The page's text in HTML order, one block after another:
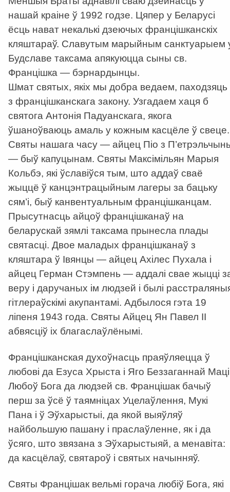
нашай краіне ў 1992 годзе. Цяпер у Беларусі
ёсць нават некалькі дзеючых францішканскіх
кляштараў. Славутым марыйным санктуарыем
Будславе таксама апякуюцца сыны св.
Францішка — бэрнардынцы.
Шмат святых, якіх мы добра ведаем, паходзяць
з францішканскага закону. Узгадаем хаця б
святога Антонія Падуанскага, якога
ўшаноўваюць амаль у кожным касцёле ў свеце.
Святы нашага часу — айцец Піо з
— быў капуцынам. Святы Максімільян Марыя
Кольбэ, які ўславіўся тым, што аддаў сваё
жыццё ў канцэнтрацыйным лагеры за бацьку
сям’і, быў канвентуальным францішканцам.
Прысутнасць айцоў францішканаў на
беларускай зямлі таксама прынесла плады
святасці. Двое маладых францішканаў з
кляштара ў Івянцы — айцец Ахілес Пухала і
айцец Герман Стэмпень — аддалі свае жыцці
веру і даручаных ім людзей і былі
гітлераўскімі акупантамі. Адбылося гэта 19
ліпеня 1943 года. Святы Айцец Ян Павел ІІ
абвясціў іх благаслаўлёнымі.
Францішканская духоўнасць праяўляецца ў
любові да Езуса Хрыста і Яго Беззаганнай
Любоў Бога да людзей св. Францішак бачыў
перш за ўсё ў таямніцах Уцелаўлення, Мукі
Пана і ў Эўхарыстыі, да якой выяўляў
найбольшую пашану і праслаўленне, як і да
ўсяго, што звязана з Эўхарыстыяй, а менавіта:
да касцёлаў, святароў і святых начынняў.
Святы Францішак вельмі горача любіў Бога, які